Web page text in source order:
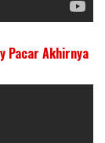
Pacar Akhirnya